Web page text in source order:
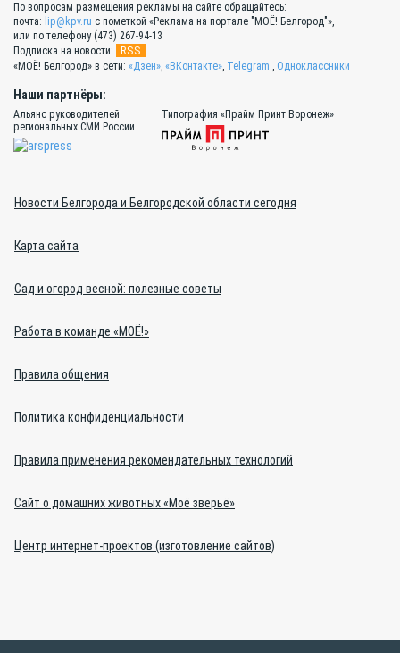
По вопросам размещения рекламы на сайте обращайтесь:
почта: lip@kpv.ru с пометкой «Реклама на портале "МОЁ! Белгород"»,
или по телефону (473) 267-94-13
Подписка на новости:
RSS
«МОЁ! Белгород» в сети: «Дзен», «ВКонтакте», Telegram , Одноклассники
Наши партнёры:
Альянс руководителей
региональных СМИ России
Типография «Прайм Принт Воронеж»
Новости Белгорода и Белгородской области сегодня
Карта сайта
Сад и огород весной: полезные советы
Работа в команде «МОЁ!»
Правила общения
Политика конфиденциальности
Правила применения рекомендательных технологий
Сайт о домашних животных «Моё зверьё»
Центр интернет-проектов (изготовление сайтов)